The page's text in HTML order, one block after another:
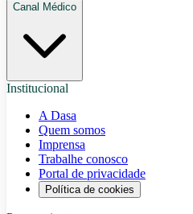
Canal Médico
Institucional
A Dasa
Quem somos
Imprensa
Trabalhe conosco
Portal de privacidade
Política de cookies